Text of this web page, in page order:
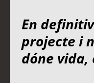
En
projecte i
dóne